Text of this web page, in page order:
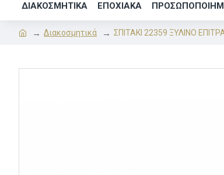
ΔΙΑΚΟΣΜΗΤΙΚΑ ΕΠΟΧΙΑΚΑ
Διακοσμητικά ΣΠΙΤΑΚΙ 22359 ΞΥΛΙΝΟ